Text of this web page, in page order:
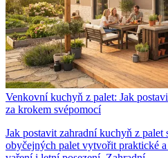
Venkovní kuchyň z palet: Jak
za krokem svépomocí
Jak postavit zahradní kuchyň z
obyčejných palet vytvořit praktické